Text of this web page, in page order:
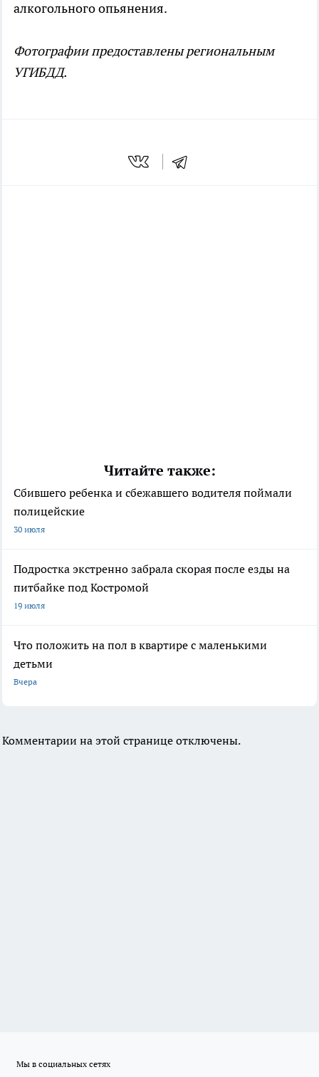
алкогольного опьянения.
Фотографии предоставлены региональным
УГИБДД.
Читайте также:
Сбившего ребенка и сбежавшего водителя поймали
полицейские
30 июля
Подростка экстренно забрала скорая после езды на
питбайке под Костромой
19 июля
Что положить на пол в квартире с маленькими
детьми
Вчера
Комментарии на этой странице отключены.
Мы в социальных сетях